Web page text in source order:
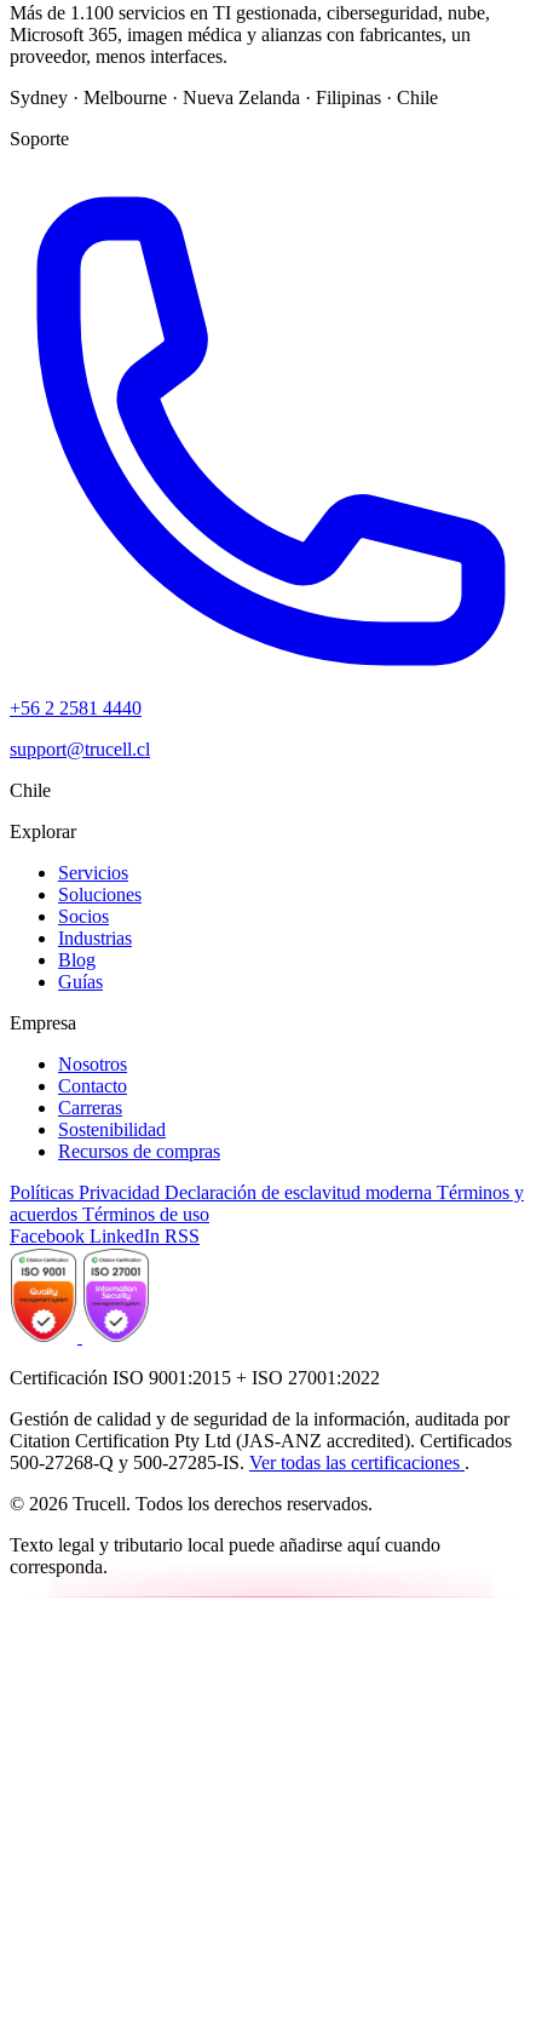
Más de 1.100 servicios en TI gestionada, ciberseguridad, nube,
Microsoft 365, imagen médica y alianzas con fabricantes, un
proveedor, menos interfaces.
Sydney · Melbourne · Nueva Zelanda · Filipinas · Chile
Soporte
+56 2 2581 4440
support@trucell.cl
Chile
Explorar
Servicios
Soluciones
Socios
Industrias
Blog
Guías
Empresa
Nosotros
Contacto
Carreras
Sostenibilidad
Recursos de compras
Políticas Privacidad Declaración de esclavitud moderna Términos y
acuerdos Términos de uso
Facebook LinkedIn RSS
Certificación ISO 9001:2015 + ISO 27001:2022
Gestión de calidad y de seguridad de la información, auditada por
Citation Certification Pty Ltd (JAS-ANZ accredited). Certificados
500-27268-Q y 500-27285-IS. Ver todas las certificaciones .
© 2026 Trucell. Todos los derechos reservados.
Texto legal y tributario local puede añadirse aquí cuando
corresponda.